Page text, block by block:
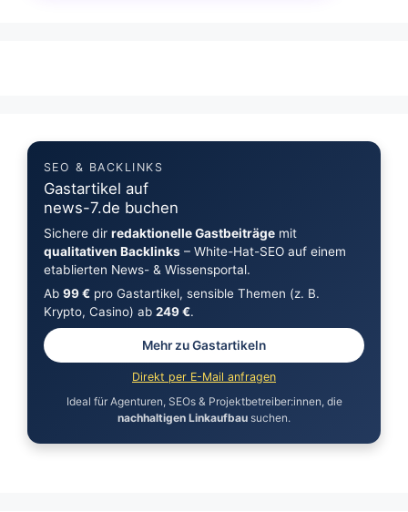
SEO & BACKLINKS
Gastartikel auf
news-7.de buchen
Sichere dir redaktionelle Gastbeiträgemit
qualitativen Backlinks– White-Hat-SEO auf einem
etablierten News- & Wissensportal.
Ab 99 €pro Gastartikel, sensible Themen (z. B.
Krypto, Casino) ab 249 €.
Mehr zu Gastartikeln
Direkt per E-Mail anfragen
Ideal für Agenturen, SEOs & Projektbetreiber:innen, die
nachhaltigen Linkaufbau suchen.